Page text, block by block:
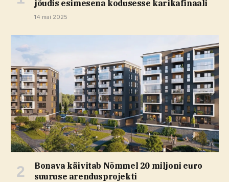
jõudis esimesena kodusesse karikafinaali
14 mai 2025
Bonava käivitab Nõmmel 20 miljoni euro
suuruse arendusprojekti